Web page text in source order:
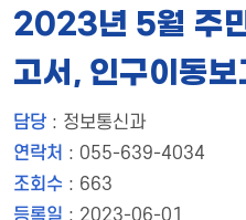
2023년 5월 주
고서, 인구이동
담당 : 정보통신과
연락처 : 055-639-4034
조회수 : 663
등록일 : 2023-06-01